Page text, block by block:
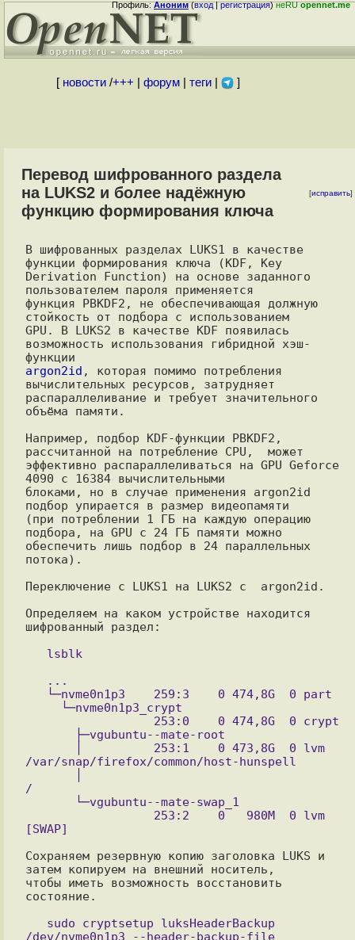
Профиль:Аноним(вход|регистрация)неRUopennet.me
[ новости/+++ форум| теги| ]
Перевод шифрованного раздела
на LUKS2 и более надёжную
функцию формирования ключа
[исправить]
В шифрованных разделах LUKS1 в качестве
функции формирования ключа (KDF, Key
Derivation Function) на основе заданного
пользователем пароля применяется
функция PBKDF2, не обеспечивающая должную
стойкость от подбора с использованием
GPU. В LUKS2 в качестве KDF появилась
возможность использования гибридной хэш-
argon2id , которая помимо потребления
вычислительных ресурсов, затрудняет
распараллеливание и требует значительного
объёма памяти.
Например, подбор KDF-функции PBKDF2,
рассчитанной на потребление CPU,  может
эффективно распараллеливаться на GPU Geforce
4090 c 16384 вычислительными
блоками, но в случае применения argon2id
подбор упирается в размер видеопамяти
(при потреблении 1 ГБ на каждую операцию
подбора, на GPU с 24 ГБ памяти можно
обеспечить лишь подбор в 24 параллельных
потока).
Переключение с LUKS1 на LUKS2 с  argon2id.
Определяем на каком устройстве находится
шифрованный раздел:
/var/snap/firefox/common/host-hunspell
/
Сохраняем резервную копию заголовка LUKS и
затем копируем на внешний носитель,
чтобы иметь возможность восстановить
состояние.
/dev/nvme0n1p3 --header-backup-file